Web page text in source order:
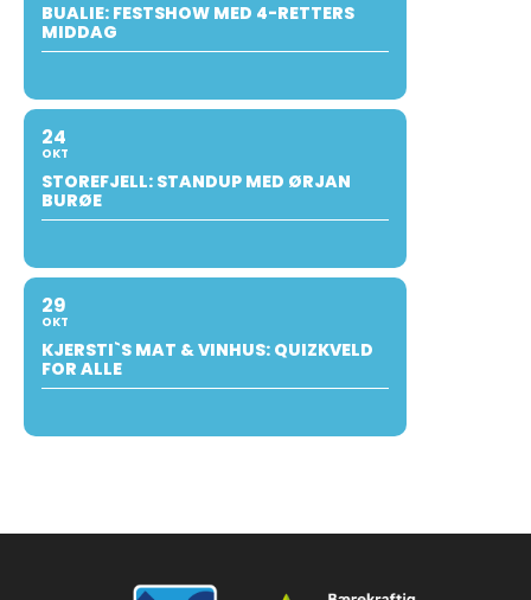
BUALIE: FESTSHOW MED 4-RETTERS
MIDDAG
24
OKT
STOREFJELL: STANDUP MED ØRJAN
BURØE
29
OKT
KJERSTI`S MAT & VINHUS: QUIZKVELD
FOR ALLE